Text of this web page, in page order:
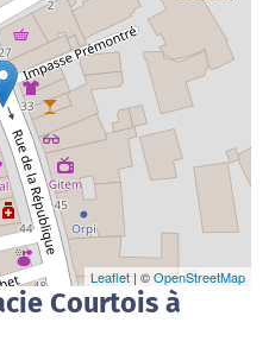
Leaflet | ©OpenStreetMap
Courtois à